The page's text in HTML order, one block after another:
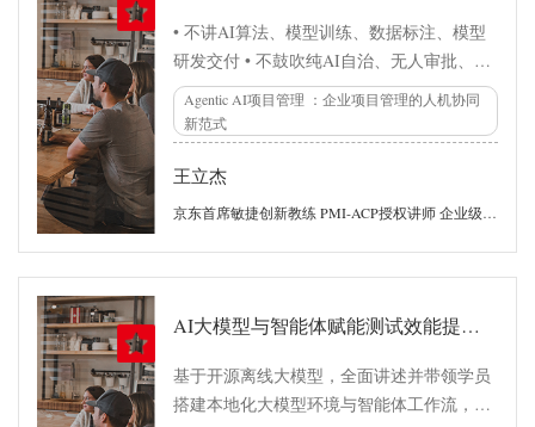
• 不讲AI算法、模型训练、数据标注、模型
研发交付 • 不鼓吹纯AI自治、无人审批、自
动决策的理想化模式 • 聚焦企业当下可商
用、可落地、可治理、可复制的人机协同项
目管理体系 • 强调“人类定目标、锁基线、做
决策、担责任；AI Agent做拆解、执行、分
析、预警、沉淀” • 帮助企业从“个人使用AI
理升级”
Agentic AI项目管理 ：企业项目管理的人机协同
新范式
王立杰
京东首席敏捷创新教练 PMI-ACP授权讲师 企业级规模化敏捷SAFe认证咨询师（SPC4）
AI大模型与智能体赋能测试效能提升实战-贯穿案例分析与上机实操
基于开源离线大模型，全面讲述并带领学员
搭建本地化大模型环境与智能体工作流，结